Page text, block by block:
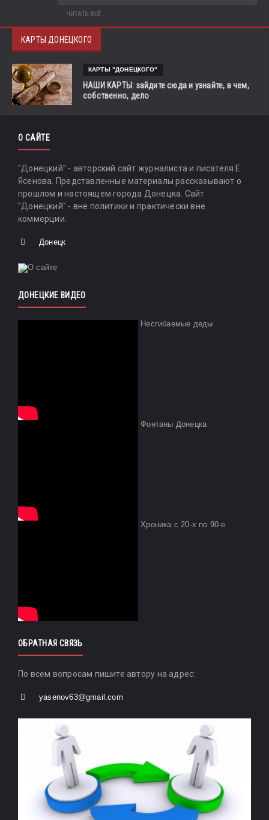
ЧИТАТЬ ВСЁ...
КАРТЫ ДОНЕЦКОГО
КАРТЫ "ДОНЕЦКОГО"
НАШИ КАРТЫ: зайдите сюда и узнайте, в чем,
собственно, дело
О САЙТЕ
"Донецкий" - авторский сайт журналиста и писателя Е.
Ясенова. Представленные материалы рассказывают о
прошлом и настоящем города Донецка. Сайт
"Донецкий" - вне политики и практически вне
коммерции.
Донецк
ДОНЕЦКИЕ ВИДЕО
Несгибаемые деды
Фонтаны Донецка
Хроника с 20-х по 90-е
ОБРАТНАЯ СВЯЗЬ
По всем вопросам пишите автору на адрес:
yasenov63@gmail.com